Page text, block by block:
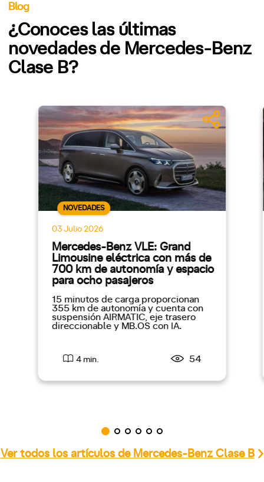
Blog
¿Conoces las últimas
novedades de Mercedes-Benz
Clase B?
NOVEDADES
03 Julio 2026
Mercedes-Benz VLE: Grand
Limousine eléctrica con más de
700 km de autonomía y espacio
para ocho pasajeros
15 minutos de carga proporcionan
355 km de autonomía y cuenta con
suspensión AIRMATIC, eje trasero
direccionable y MB.OS con IA.
4 min. 54
Ver todos los artículos de Mercedes-Benz Clase B